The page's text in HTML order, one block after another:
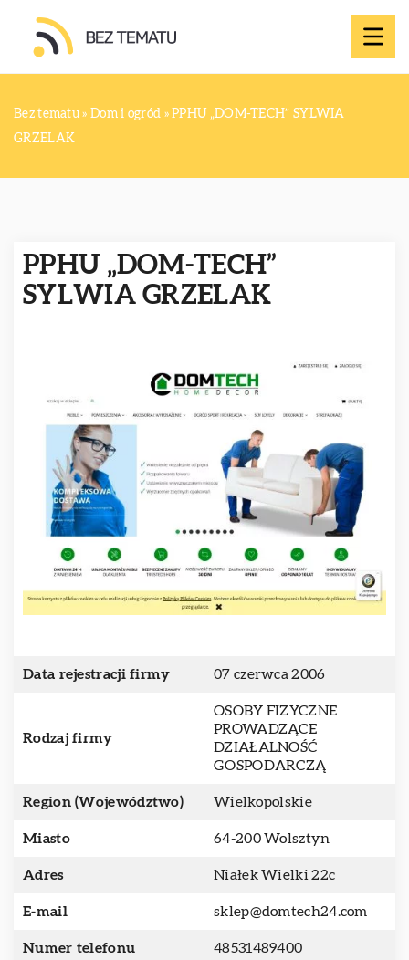
Bez tematu » Dom i ogród »PPHU „DOM-TECH” SYLWIA
GRZELAK
PPHU „DOM-TECH”
SYLWIA GRZELAK
Data rejestracji firmy 07 czerwca 2006
Rodzaj firmy
OSOBY FIZYCZNE
PROWADZĄCE
DZIAŁALNOŚĆ
GOSPODARCZĄ
Region (Województwo) Wielkopolskie
Miasto 64-200 Wolsztyn
Adres Niałek Wielki 22c
E-mail sklep@domtech24.com
Numer telefonu 48531489400